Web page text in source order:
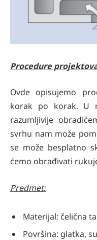
Procedure
Ovde opisujemo
korak po korak. U
razumljivije
svrhu nam može
se može besplatno
ćemo obrađivati
Predmet:
Materijal: čelična
Površina: glatka,